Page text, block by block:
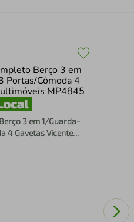
3 em 1/Guarda-
4 Gavetas Vicente